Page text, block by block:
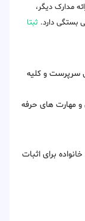
مدارک دیگر،
بستگی دارد. ثبتا
سرپرست و کلیه
مهارت های حرفه
برای اثبات